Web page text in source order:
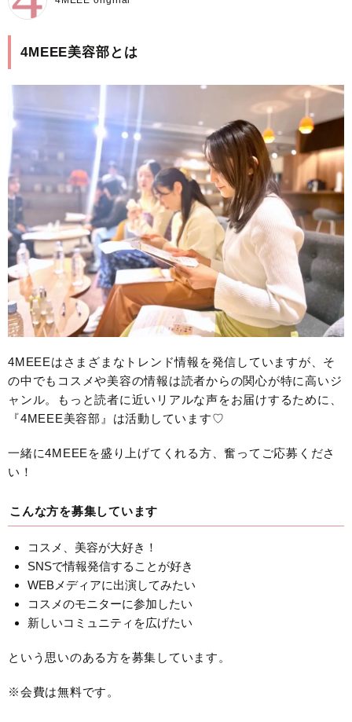
4MEEE美容部とは
4MEEEはさまざまなトレンド情報を発信していますが、そ
の中でもコスメや美容の情報は読者からの関心が特に高いジ
ャンル。もっと読者に近いリアルな声をお届けするために、
『4MEEE美容部』は活動しています♡
一緒に4MEEEを盛り上げてくれる方、奮ってご応募くださ
い！
こんな方を募集しています
コスメ、美容が大好き！
SNSで情報発信することが好き
WEBメディアに出演してみたい
コスメのモニターに参加したい
新しいコミュニティを広げたい
という思いのある方を募集しています。
※会費は無料です。